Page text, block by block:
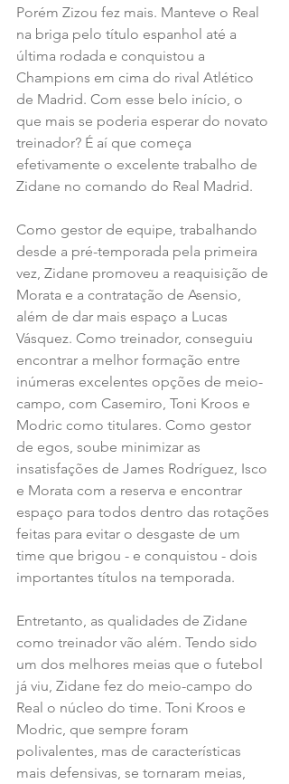
Porém Zizou fez mais. Manteve o Real
na briga pelo título espanhol até a
última rodada e conquistou a
Champions em cima do rival Atlético
de Madrid. Com esse belo início, o
que mais se poderia esperar do novato
treinador? É aí que começa
efetivamente o excelente trabalho de
Zidane no comando do Real Madrid.
Como gestor de equipe, trabalhando
desde a pré-temporada pela primeira
vez, Zidane promoveu a reaquisição de
Morata e a contratação de Asensio,
além de dar mais espaço a Lucas
Vásquez. Como treinador, conseguiu
encontrar a melhor formação entre
inúmeras excelentes opções de meio-
campo, com Casemiro, Toni Kroos e
Modric como titulares. Como gestor
de egos, soube minimizar as
insatisfações de James Rodríguez, Isco
e Morata com a reserva e encontrar
espaço para todos dentro das rotações
feitas para evitar o desgaste de um
time que brigou - e conquistou - dois
importantes títulos na temporada.
Entretanto, as qualidades de Zidane
como treinador vão além. Tendo sido
um dos melhores meias que o futebol
já viu, Zidane fez do meio-campo do
Real o núcleo do time. Toni Kroos e
Modric, que sempre foram
polivalentes, mas de características
mais defensivas, se tornaram meias,